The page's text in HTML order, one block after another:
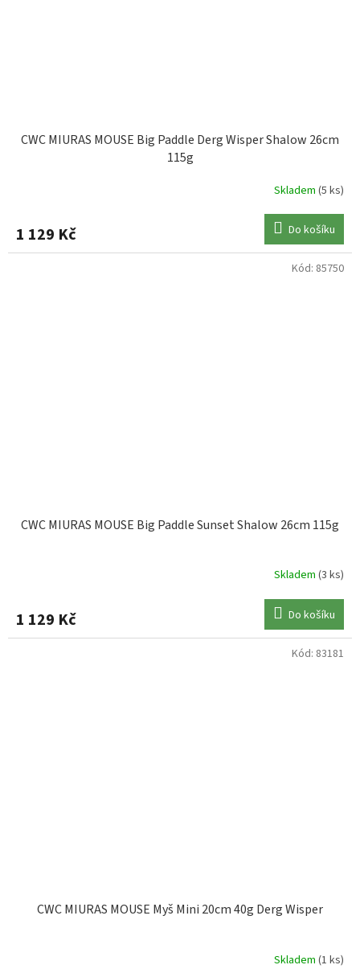
CWC MIURAS MOUSE Big Paddle Derg Wisper Shalow 26cm
115g
Skladem (5 ks)
1 129 Kč Do košíku
CWC MIURAS MOUSE Big Paddle Sunset Shalow 26cm 115g
Skladem (3 ks)
1 129 Kč Do košíku
Kód: 85750
CWC MIURAS MOUSE Myš Mini 20cm 40g Derg Wisper
Skladem (1 ks)
Kód: 83181